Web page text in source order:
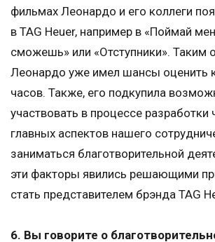
фильмах Леонардо и его коллеги
в TAG Heuer, например в «Поймай
сможешь» или «Отступники». Таким
Леонардо уже имел шансы оценить
часов. Также, его подкупила
участвовать в процессе разработки
главных аспектов нашего
заниматься благотворительной
эти факторы явились решающими
стать представителем брэнда TAG
6. Вы говорите о